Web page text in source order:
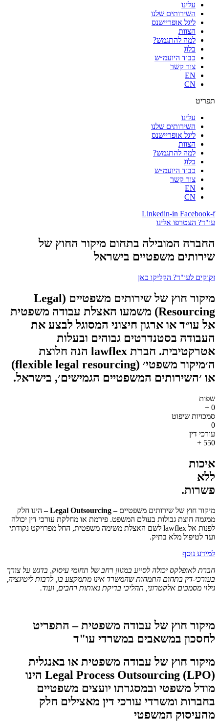
עלינו
השירותים שלנו
ליגל אופריישנס
הצוות
למה להתגמש?
בלוג
כבוד היועמ״ש
צור קשר
EN
CN
תפריט
עלינו
השירותים שלנו
ליגל אופריישנס
הצוות
למה להתגמש?
בלוג
כבוד היועמ״ש
צור קשר
EN
CN
Linkedin-in Facebook-f
עו"ד? הצטרפו אלינו
החברה המובילה בתחום מיקור החוץ של
שירותים משפטיים בישראל
זקוקים לעו"ד? הקליקו כאן
מיקור חוץ של שירותים משפטיים (Legal
Resourcing) משמעו האצלת עבודה משפטית
אל עו״ד או ארגון חיצוני המסוגל לבצע את
העבודה בסטנדרטים גבוהים ובעלות
אטרקטיבית. חברת lawflex הנה חלוצת
ה׳מיקור משפטי׳ (flexible legal resourcing)
או ׳השירותים המשפטיים הגמישים׳, בישראל.
שפות
0
+
סמכויות שיפוט
0
עורכי דין
550
+
איכות
ללא
פשרות.
מיקור חוץ של שירותים משפטיים –
Legal Outsourcing
– הינו חלק
ממגמה חוצת גבולות בעולם המשפט. פירמת או מחלקת עורכי דין יכולה
לפנות אל lawflex לשם האצלת משימה משפטית, החל מפרויקט נקודתי
ועד לטיפול מלא בתיק.
למידע נוסף
חברת לאופלקס יכולה לסייע במגוון רחב של תחומי עיסוק, בדגש על צורך
בעורכי-דין בתחום התמחות שהמשרד אינו מתמקצע בו, לרבות ליטיגציה,
גילוי מסמכים אלקטרוני, תהליכי בדיקת נאותות רחבים, ועוד.
מיקור חוץ של עבודה משפטית – התפריט
לחסכון במשאבים במשרדי עו"ד
מיקור חוץ של עבודה משפטית או באנגלית
Legal Process Outsourcing (LPO) הינו
מודל משפטי ובמסגרתו יועצים משפטיים
בחברות ומשרדי עורכי דין מאצילים חלק
מהעיסוק המשפטי